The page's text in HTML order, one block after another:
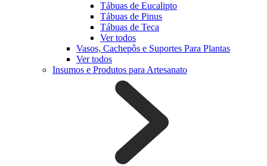
Tábuas de Eucalipto
Tábuas de Pinus
Tábuas de Teca
Ver todos
Vasos, Cachepôs e Suportes Para Plantas
Ver todos
Insumos e Produtos para Artesanato